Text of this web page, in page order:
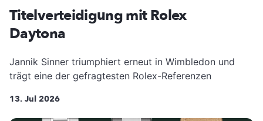
Titelverteidigung mit Rolex
Daytona
Jannik Sinner triumphiert erneut in Wimbledon und
trägt eine der gefragtesten Rolex-Referenzen
13. Jul 2026